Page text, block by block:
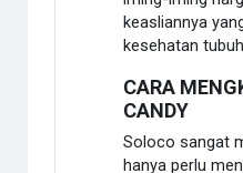
keasliannya
kesehatan
CARA
CANDY
Soloco sangat
hanya perlu